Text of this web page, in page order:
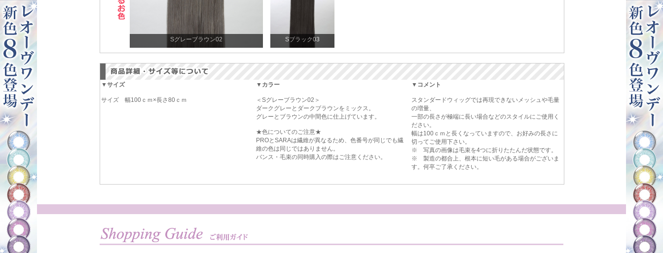
Sグレーブラウン02 Sブラック03
▼サイズ
サイズ 幅100ｃｍ×長さ80ｃｍ
▼カラー
＜Sグレーブラウン02＞
ダークグレーとダークブラウンをミックス。
グレーとブラウンの中間色に仕上げています。
★色についてのご注意★
PROとSARAは繊維が異なるため、色番号が同じでも繊
維の色は同じではありません。
バンス・毛束の同時購入の際はご注意ください。
▼コメント
スタンダードウィッグでは再現できないメッシュや毛量
の増量、
一部の長さが極端に長い場合などのスタイルにご使用く
ださい。
幅は100ｃｍと長くなっていますので、お好みの長さに
切ってご使用下さい。
※ 写真の画像は毛束を4つに折りたたんだ状態です。
※ 製造の都合上、根本に短い毛がある場合がございま
す。何卒ご了承ください。